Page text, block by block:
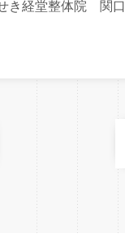
き経堂整体院 関口